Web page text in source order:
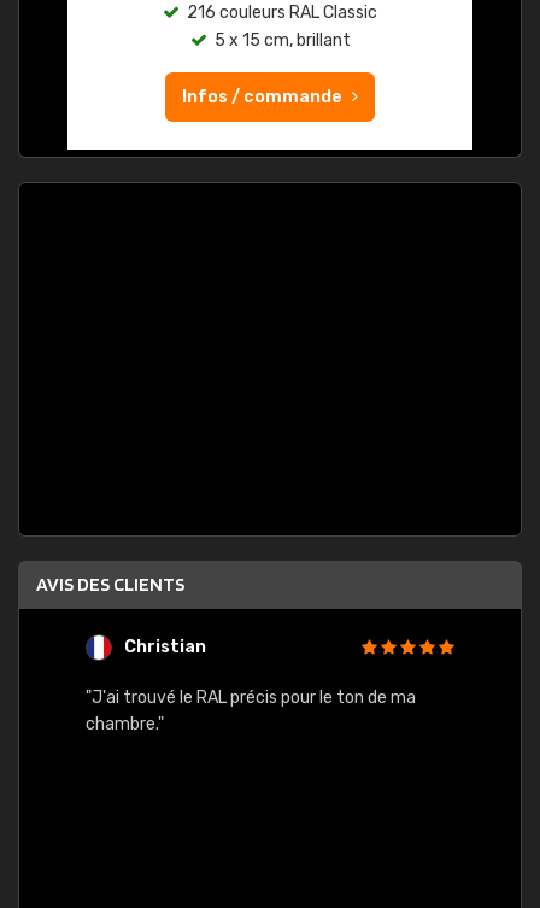
216 couleurs RAL Classic
5 x 15 cm, brillant
Infos / commande
AVIS DES CLIENTS
Christian
"J'ai trouvé le RAL précis pour le ton de ma
chambre."